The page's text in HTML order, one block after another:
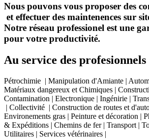
Nous pouvons vous proposer des
et effectuer des maintenences sur
Notre réseau professionel est une
pour votre productivité.
Au service des profesionnels
Pétrochimie | Manipulation d'Amiante |
Matériaux dangereux et Chimiques |
Contamination | Electronique | Ingénirie |
| Collectivité | Construction de routes et
Environements gras | Peinture et décoration |
& Expéditions | Chemins de fer | Transport |
Utilitaires | Services vétérinaires |